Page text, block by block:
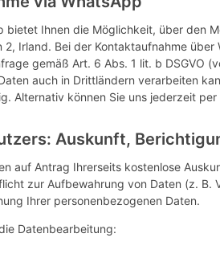
bietet Ihnen die Möglichkeit, über den
2, Irland. Bei der Kontaktaufnahme
gemäß Art. 6 Abs. 1 lit. b DSGVO
auch in Drittländern verarbeiten
Alternativ können Sie uns jederzeit
Auskunft,
auf Antrag Ihrerseits kostenlose
zur Aufbewahrung von Daten (z.
Ihrer personenbezogenen Daten.
Datenbearbeitung: